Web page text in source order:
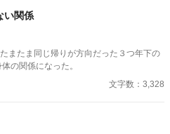
い関係
またま同じ帰りが方向だった３つ年下の
の関係になった。
文字数：3,328